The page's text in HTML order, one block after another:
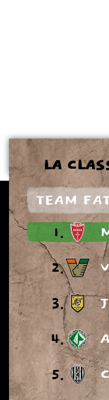
LA
TEAM
1.
2.
3.
4.
5.